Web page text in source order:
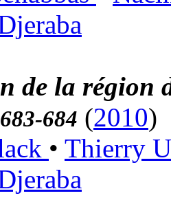
de la région
683-684 (2010)
• Thierry